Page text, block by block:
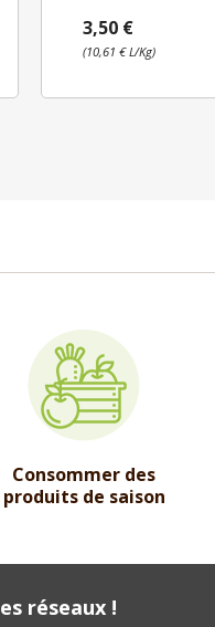
3,50 €
(10,61 € L/Kg)
Consommer des
produits de saison
réseaux !